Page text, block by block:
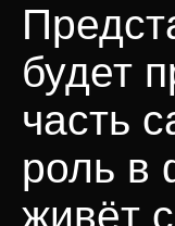
будет
часть
роль в
живёт